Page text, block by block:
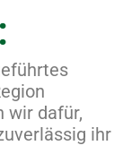
wir dafür,
ihr